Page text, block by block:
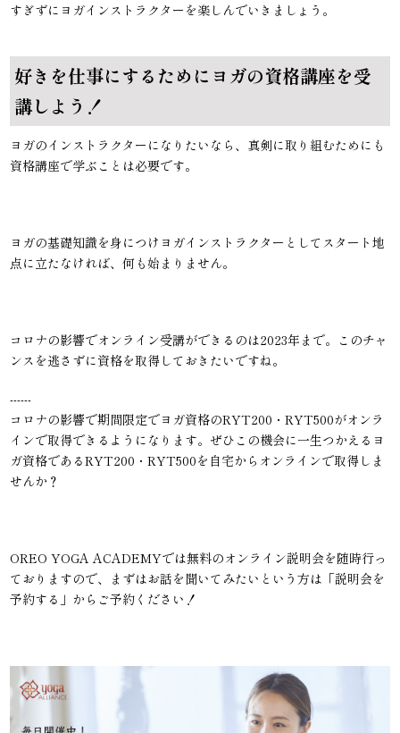
すぎずにヨガインストラクターを楽しんでいきましょう。
好きを仕事にするためにヨガの資格講座を受
講しよう！
ヨガのインストラクターになりたいなら、真剣に取り組むためにも
資格講座で学ぶことは必要です。
ヨガの基礎知識を身につけヨガインストラクターとしてスタート地
点に立たなければ、何も始まりません。
コロナの影響でオンライン受講ができるのは2023年まで。このチャ
ンスを逃さずに資格を取得しておきたいですね。
------
コロナの影響で期間限定でヨガ資格のRYT200・RYT500がオンラ
インで取得できるようになります。ぜひこの機会に一生つかえるヨ
ガ資格であるRYT200・RYT500を自宅からオンラインで取得しま
せんか？
OREO YOGA ACADEMYでは無料のオンライン説明会を随時行っ
ておりますので、まずはお話を聞いてみたいという方は「説明会を
予約する」からご予約ください！